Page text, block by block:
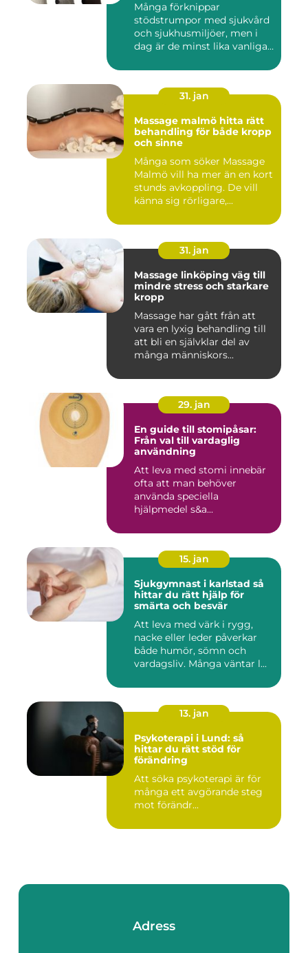
Många förknippar
stödstrumpor med sjukvård
och sjukhusmiljöer, men i
dag är de minst lika vanliga
31. jan
Massage malmö hitta rätt
behandling för både kropp
och sinne
Många som söker Massage
Malmö vill ha mer än en kort
stunds avkoppling. De vill
känna sig rörligare,...
31. jan
Massage linköping väg till
mindre stress och starkare
kropp
Massage har gått från att
vara en lyxig behandling till
att bli en självklar del av
många människors...
29. jan
En guide till stomipåsar:
Från val till vardaglig
användning
Att leva med stomi innebär
ofta att man behöver
använda speciella
hjälpmedel s&a...
15. jan
Sjukgymnast i karlstad så
hittar du rätt hjälp för
smärta och besvär
Att leva med värk i rygg,
nacke eller leder påverkar
både humör, sömn och
vardagsliv. Många väntar l...
13. jan
Psykoterapi i Lund: så
hittar du rätt stöd för
förändring
Att söka psykoterapi är för
många ett avgörande steg
mot förändr...
Adress